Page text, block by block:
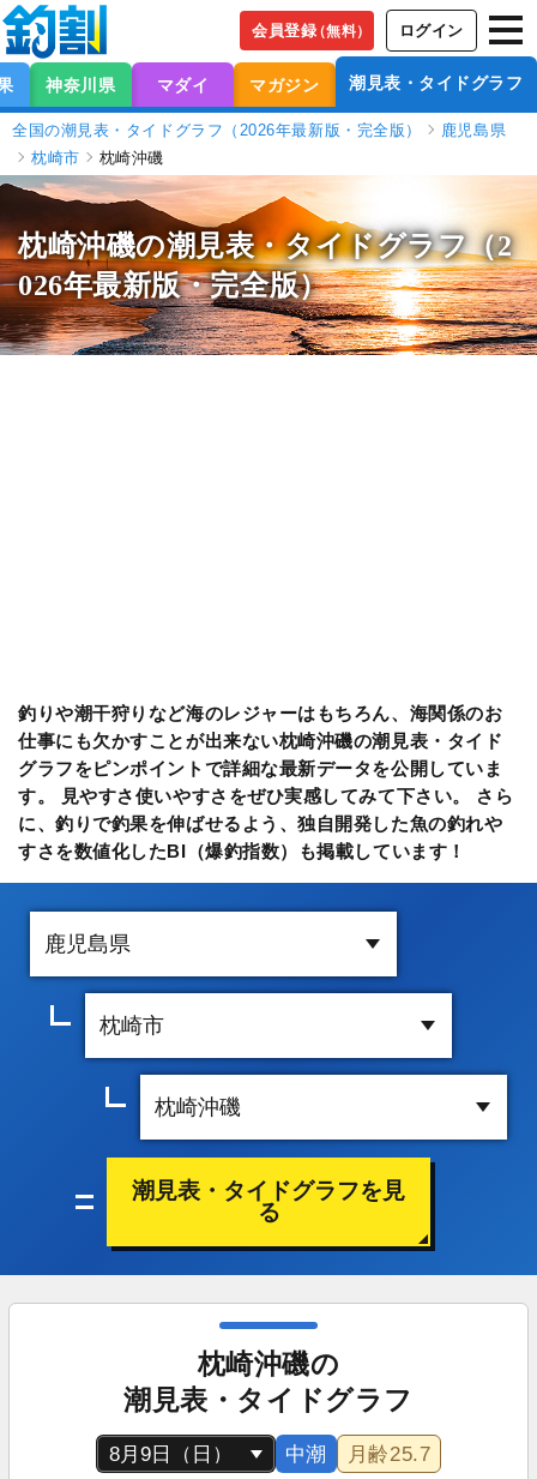
会員登録（無料） ログイン
神奈川県 マダイ マガジン 潮見表・タイドグラフ
全国の潮見表・タイドグラフ（2026年最新版・完全版）
鹿児島県
枕崎市
枕崎沖磯
枕崎沖磯の潮見表・タイドグラフ（2
026年最新版・完全版）
釣りや潮干狩りなど海のレジャーはもちろん、海関係のお
仕事にも欠かすことが出来ない枕崎沖磯の潮見表・タイド
グラフをピンポイントで詳細な最新データを公開していま
す。 見やすさ使いやすさをぜひ実感してみて下さい。 さら
に、釣りで釣果を伸ばせるよう、独自開発した魚の釣れや
すさを数値化したBI（爆釣指数）も掲載しています！
潮見表・タイドグラフを見
る
枕崎沖磯の
潮見表・タイドグラフ
中潮 月齢25.7